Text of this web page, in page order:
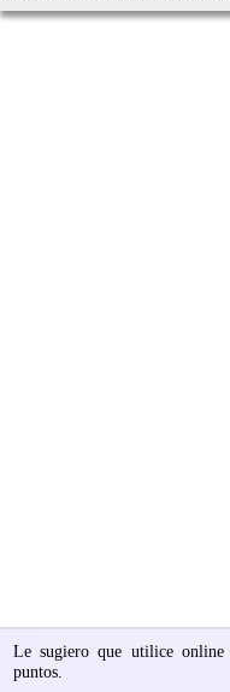
Le sugiero que utilice online
puntos.